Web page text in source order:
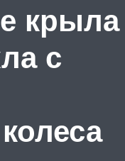
крыла
с